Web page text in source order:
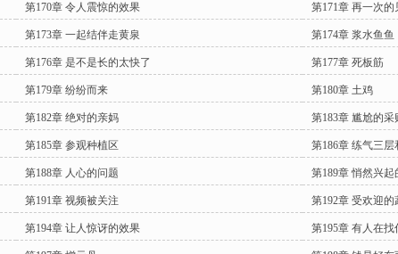
第170章 令人震惊的效果 第171章 再一次的
第173章 一起结伴走黄泉 第174章 浆水鱼鱼
第176章 是不是长的太快了 第177章 死板筋
第179章 纷纷而来 第180章 土鸡
第182章 绝对的亲妈 第183章 尴尬的采
第185章 参观种植区 第186章 练气三层
第188章 人心的问题 第189章 悄然兴起
第191章 视频被关注 第192章 受欢迎的
第194章 让人惊讶的效果 第195章 有人在找